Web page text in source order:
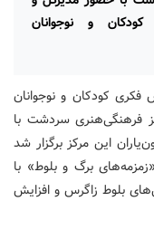
و نوجوانان
فکری کودکان و نوجوانان
فرهنگی‌هنری سردشت با
این مرکز برگزار شد
برگ و بلوط» با
بلوط زاگرس و افزایش